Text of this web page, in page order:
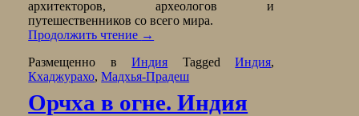
архитекторов, археологов и
путешественников со всего мира.
Продолжить чтение →
Размещенно вИндия TaggedИндия,
Кхаджурахо,Мадхья-Прадеш
Орчха в огне. Индия